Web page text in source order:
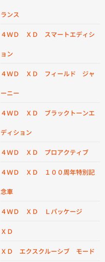
ランス
４ＷＤ ＸＤ スマートエディシ
ョン
４ＷＤ ＸＤ フィールド ジャ
ーニー
４ＷＤ ＸＤ ブラックトーンエ
ディション
４ＷＤ ＸＤ プロアクティブ
４ＷＤ ＸＤ １００周年特別記
念車
４ＷＤ ＸＤ Ｌパッケージ
ＸＤ
ＸＤ エクスクルーシブ モード